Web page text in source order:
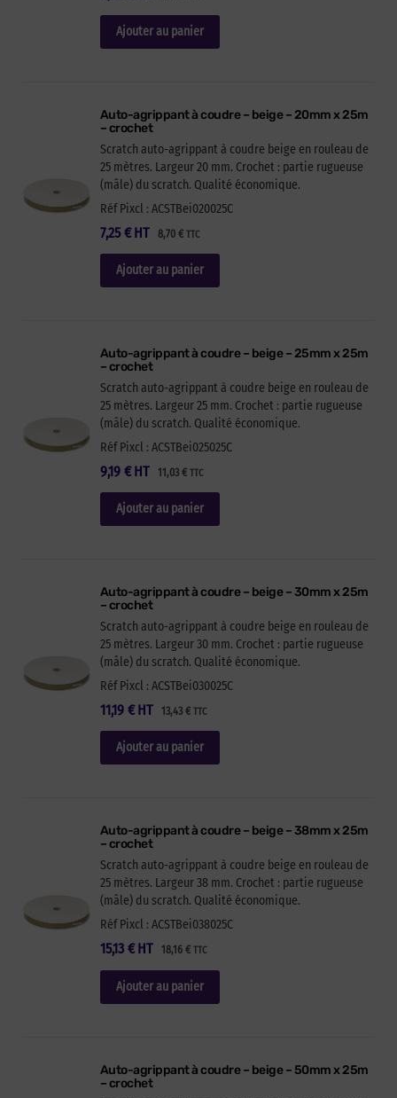
Ajouter au panier
Auto-agrippant à coudre – beige – 20mm x 25m
– crochet
Scratch auto-agrippant à coudre beige en rouleau de
25 mètres. Largeur 20 mm. Crochet : partie rugueuse
(mâle) du scratch. Qualité économique.
Réf Pixcl : ACSTBei020025C
7,25 € 8,70 €TTC
HT
Ajouter au panier
Auto-agrippant à coudre – beige – 25mm x 25m
– crochet
Scratch auto-agrippant à coudre beige en rouleau de
25 mètres. Largeur 25 mm. Crochet : partie rugueuse
(mâle) du scratch. Qualité économique.
Réf Pixcl : ACSTBei025025C
9,19 € 11,03 €TTC
HT
Ajouter au panier
Auto-agrippant à coudre – beige – 30mm x 25m
– crochet
Scratch auto-agrippant à coudre beige en rouleau de
25 mètres. Largeur 30 mm. Crochet : partie rugueuse
(mâle) du scratch. Qualité économique.
Réf Pixcl : ACSTBei030025C
11,19 € 13,43 €TTC
HT
Ajouter au panier
Auto-agrippant à coudre – beige – 38mm x 25m
– crochet
Scratch auto-agrippant à coudre beige en rouleau de
25 mètres. Largeur 38 mm. Crochet : partie rugueuse
(mâle) du scratch. Qualité économique.
Réf Pixcl : ACSTBei038025C
15,13 € 18,16 €TTC
HT
Ajouter au panier
Auto-agrippant à coudre – beige – 50mm x 25m
– crochet